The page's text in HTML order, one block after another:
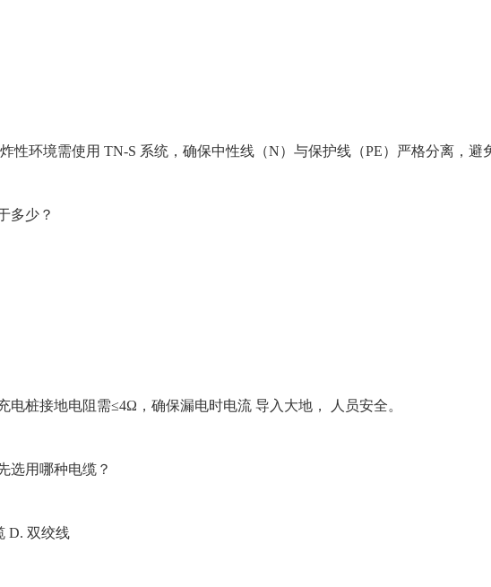
性环境需使用 TN-S 系统，确保中性线（N）与保护线（PE）严格分离，避
多少？
桩接地电阻需≤4Ω，确保漏电时电流 导入大地， 人员安全。
选用哪种电缆？
D. 双绞线